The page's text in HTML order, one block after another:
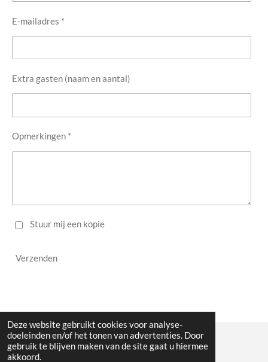
Deze website gebruikt cookies voor analyse-
doeleinden en/of het tonen van advertenties. Door
gebruik te blijven maken van de site gaat u hiermee
akkoord.
E-mailadres *
Extra gasten (naam en aantal)
Opmerkingen *
Stuur mij een kopie
Verzenden
© 2023 - 2026 WW Midwest